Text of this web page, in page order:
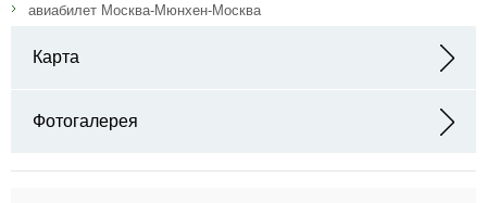
авиабилет Москва-Мюнхен-Москва
Карта
Фотогалерея